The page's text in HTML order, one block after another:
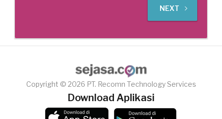
NEXT
Copyright © 2026 PT. Recomn Technology Services
Download Aplikasi